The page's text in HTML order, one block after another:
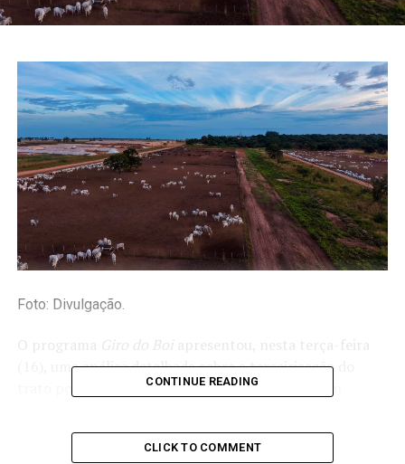
Foto: Divulgação.
O programa Giro do Boi
apresentou, nesta terça-feira
(16), uma análise detalhada sobre a terceirização do
trato por meio de boitéis, uma estratégia que tem
engorda intensiva do gado, especialmente durante a
entressafra, quando a pressão sobre pastagens tende a
CONTINUE READING
CLICK TO COMMENT